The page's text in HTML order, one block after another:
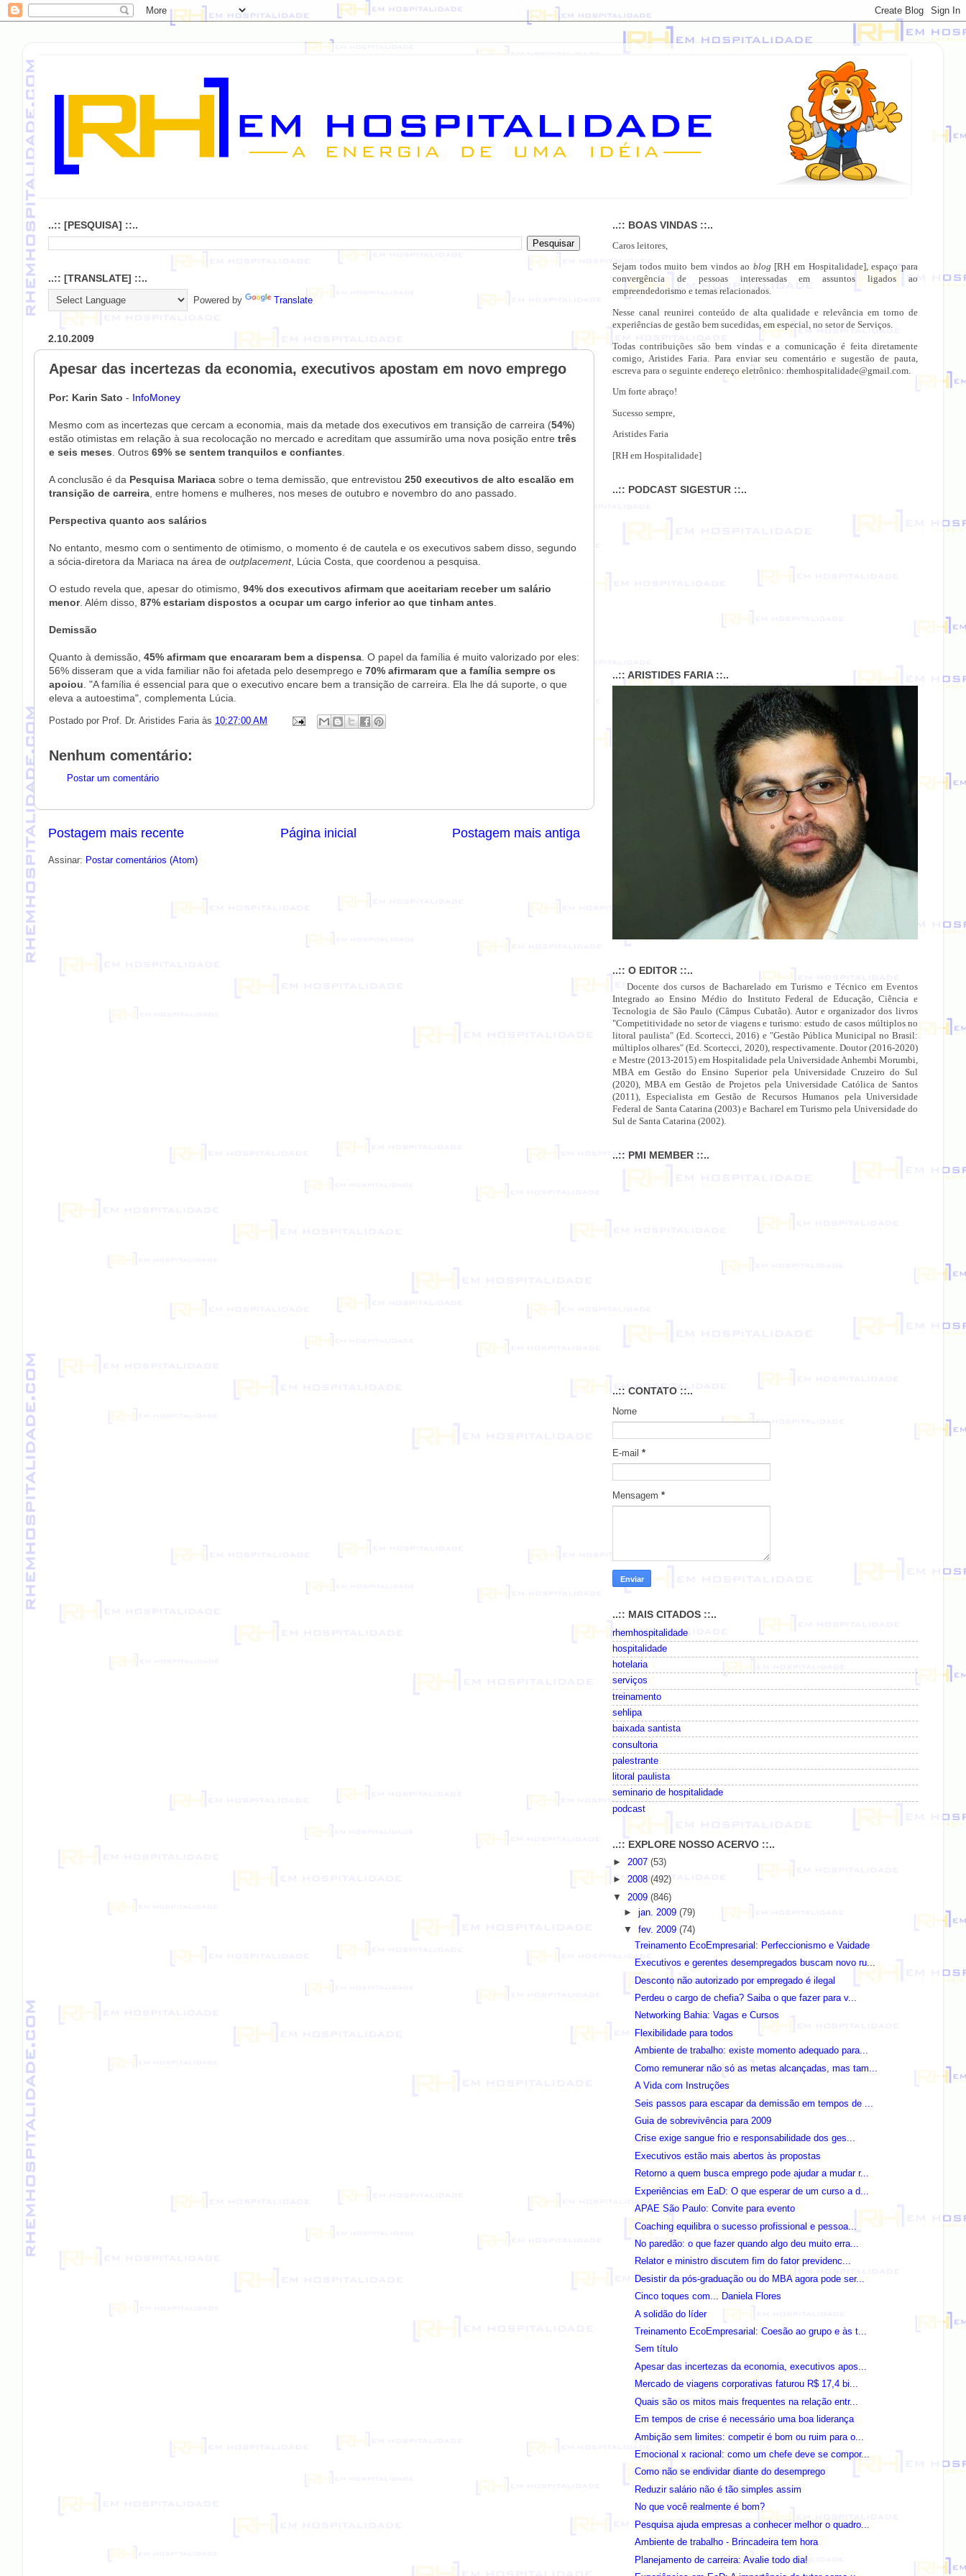
..:: [PESQUISA] ::..
..:: [TRANSLATE] ::..
Powered by Translate
2.10.2009
Apesar das incertezas da economia, executivos apostam em novo emprego
Por: Karin Sato - InfoMoney
Mesmo com as incertezas que cercam a economia, mais da metade dos executivos em transição de carreira (54%)
estão otimistas em relação à sua recolocação no mercado e acreditam que assumirão uma nova posição entre três
e seis meses . Outros 69% se sentem tranquilos e confiantes
A conclusão é da Pesquisa Mariaca sobre o tema demissão, que entrevistou 250 executivos de alto escalão em
transição de carreira , entre homens e mulheres, nos meses de outubro e novembro do ano passado.
Perspectiva quanto aos salários
No entanto, mesmo com o sentimento de otimismo, o momento é de cautela e os executivos sabem disso, segundo
a sócia-diretora da Mariaca na área de outplacement, Lúcia Costa, que coordenou a pesquisa.
O estudo revela que, apesar do otimismo, 94% dos executivos afirmam que aceitariam receber um salário
menor. Além disso, 87% estariam dispostos a ocupar um cargo inferior ao que tinham antes
Demissão
Quanto à demissão, 45% afirmam que encararam bem a dispensa . O papel da família é muito valorizado por eles:
56% disseram que a vida familiar não foi afetada pelo desemprego e 70% afirmaram que a família sempre os
apoiou . "A família é essencial para que o executivo encare bem a transição de carreira. Ela lhe dá suporte, o que
eleva a autoestima", complementa Lúcia.
Postado por Prof. Dr. Aristides Faria às 10:27:00 AM
Nenhum comentário:
Postar um comentário
Postagem mais recente Postagem mais antiga
Página inicial
Assinar: Postar comentários (Atom)
..:: BOAS VINDAS ::..
Caros leitores,
Sejam todos muito bem vindos ao blog [RH em Hospitalidade], espaço para
convergência de pessoas interessadas em assuntos ligados ao
empreendedorismo e temas relacionados.
Nesse canal reunirei conteúdo de alta qualidade e relevância em torno de
experiências de gestão bem sucedidas, em especial, no setor de Serviços.
Todas contribuições são bem vindas e a comunicação é feita diretamente
comigo, Aristides Faria. Para enviar seu comentário e sugestão de pauta,
escreva para o seguinte endereço eletrônico: rhemhospitalidade@gmail.com.
Um forte abraço!
Sucesso sempre,
Aristides Faria
[RH em Hospitalidade]
..:: PODCAST SIGESTUR ::..
..:: ARISTIDES FARIA ::..
..:: O EDITOR ::..
Docente dos cursos de Bacharelado em Turismo e Técnico em Eventos
Integrado ao Ensino Médio do Instituto Federal de Educação, Ciência e
Tecnologia de São Paulo (Câmpus Cubatão). Autor e organizador dos livros
"Competitividade no setor de viagens e turismo: estudo de casos múltiplos no
litoral paulista" (Ed. Scortecci, 2016) e "Gestão Pública Municipal no Brasil:
múltiplos olhares" (Ed. Scortecci, 2020), respectivamente. Doutor (2016-2020)
e Mestre (2013-2015) em Hospitalidade pela Universidade Anhembi Morumbi,
MBA em Gestão do Ensino Superior pela Universidade Cruzeiro do Sul
(2020), MBA em Gestão de Projetos pela Universidade Católica de Santos
(2011), Especialista em Gestão de Recursos Humanos pela Universidade
Federal de Santa Catarina (2003) e Bacharel em Turismo pela Universidade do
Sul de Santa Catarina (2002).
..:: PMI MEMBER ::..
..:: CONTATO ::..
Nome
E-mail *
Mensagem *
..:: MAIS CITADOS ::..
rhemhospitalidade
hospitalidade
hotelaria
serviços
treinamento
sehlipa
baixada santista
consultoria
palestrante
litoral paulista
seminario de hospitalidade
podcast
..:: EXPLORE NOSSO ACERVO ::..
► 2007 (53)
► 2008 (492)
▼ 2009 (846)
►jan. 2009(79)
▼fev. 2009(74)
Treinamento EcoEmpresarial: Perfeccionismo e Vaidade
Executivos e gerentes desempregados buscam novo ru...
Desconto não autorizado por empregado é ilegal
Perdeu o cargo de chefia? Saiba o que fazer para v...
Networking Bahia: Vagas e Cursos
Flexibilidade para todos
Ambiente de trabalho: existe momento adequado para...
Como remunerar não só as metas alcançadas, mas tam...
A Vida com Instruções
Seis passos para escapar da demissão em tempos de ...
Guia de sobrevivência para 2009
Crise exige sangue frio e responsabilidade dos ges...
Executivos estão mais abertos às propostas
Retorno a quem busca emprego pode ajudar a mudar r...
Experiências em EaD: O que esperar de um curso a d...
APAE São Paulo: Convite para evento
Coaching equilibra o sucesso profissional e pessoa...
No paredão: o que fazer quando algo deu muito erra...
Relator e ministro discutem fim do fator previdenc...
Desistir da pós-graduação ou do MBA agora pode ser...
Cinco toques com... Daniela Flores
A solidão do líder
Treinamento EcoEmpresarial: Coesão ao grupo e às t...
Sem título
Apesar das incertezas da economia, executivos apos...
Mercado de viagens corporativas faturou R$ 17,4 bi...
Quais são os mitos mais frequentes na relação entr...
Em tempos de crise é necessário uma boa liderança
Ambição sem limites: competir é bom ou ruim para o...
Emocional x racional: como um chefe deve se compor...
Como não se endividar diante do desemprego
Reduzir salário não é tão simples assim
No que você realmente é bom?
Pesquisa ajuda empresas a conhecer melhor o quadro...
Ambiente de trabalho - Brincadeira tem hora
Planejamento de carreira: Avalie todo dia!